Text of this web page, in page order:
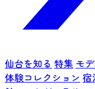
仙台を知る 特集 モ
体験コレクション 宿